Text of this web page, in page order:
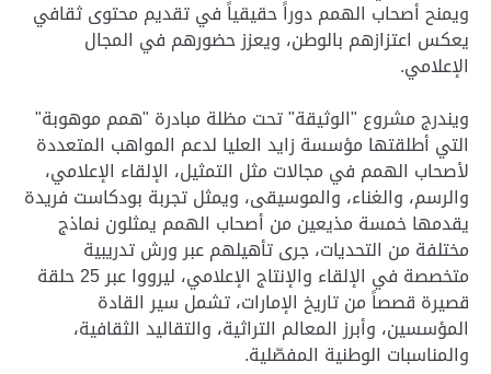
ويمنح أصحاب الهمم دوراً حقيقياً في تقديم محتوى ثقافي
يعكس اعتزازهم بالوطن، ويعزز حضورهم في المجال
الإعلامي.
ويندرج مشروع "الوثيقة" تحت مظلة مبادرة "همم موهوبة"
التي أطلقتها مؤسسة زايد العليا لدعم المواهب المتعددة
لأصحاب الهمم في مجالات مثل التمثيل، الإلقاء الإعلامي،
والرسم، والغناء، والموسيقى، ويمثل تجربة بودكاست فريدة
يقدمها خمسة مذيعين من أصحاب الهمم يمثلون نماذج
مختلفة من التحديات، جرى تأهيلهم عبر ورش تدريبية
متخصصة في الإلقاء والإنتاج الإعلامي، ليرووا عبر 25 حلقة
قصيرة قصصاً من تاريخ الإمارات، تشمل سير القادة
المؤسسين، وأبرز المعالم التراثية، والتقاليد الثقافية،
والمناسبات الوطنية المفصّلية.